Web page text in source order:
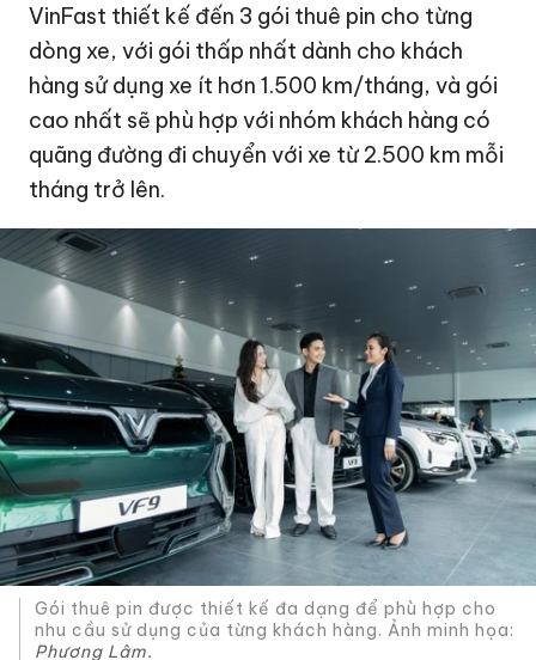
VinFast thiết kế đến 3 gói thuê pin cho từng
dòng xe, với gói thấp nhất dành cho khách
hàng sử dụng xe ít hơn 1.500 km/tháng, và gói
cao nhất sẽ phù hợp với nhóm khách hàng có
quãng đường đi chuyển với xe từ 2.500 km mỗi
tháng trở lên.
Gói thuê pin được thiết kế đa dạng để phù hợp cho
nhu cầu sử dụng của từng khách hàng. Ảnh minh họa:
Phương Lâm.